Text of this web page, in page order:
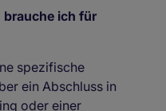
brauche ich für
spezifische
ein Abschluss in
oder einer